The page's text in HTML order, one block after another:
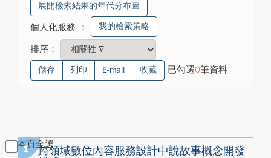
展開檢索結果的年代分布圖
個人化服務 ： 我的檢索策略
排序：
儲存 列印 E-mail 收藏 已勾選0筆資料
本頁全選
1
跨領域數位內容服務設計中說故事概念開發